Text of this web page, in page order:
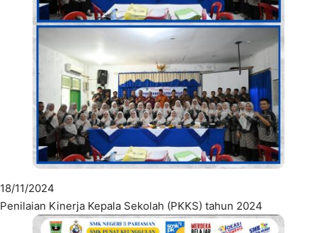
18/11/2024
Penilaian Kinerja Kepala Sekolah (PKKS) tahun 2024